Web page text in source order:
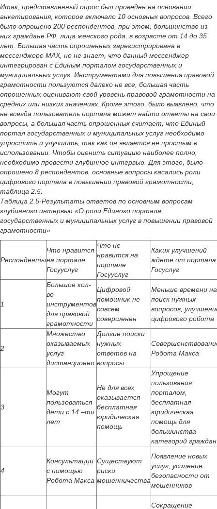
Итак, представленный опрос был проведен на основании
анкетирования, которое включало 10 основных вопросов. Всего
было опрошено 200 респондентов, при этом, большинство из
них граждане РФ, лица женского рода, в возрасте от 14 до 35
лет. Большая часть опрошенных зарегистрирована в
мессенджере MAX, но не знает, что данный мессенджер
интегрирован с Единым порталом государственных и
муниципальных услуг. Инструментами для повышения правовой
грамотности пользуются далеко не все, большая часть
опрошенных оценивают свой уровень правовой грамотности на
средних или низких значениях. Кроме этого, было выявлено, что
не всегда пользователь портала может найти ответы на свои
вопросы, а большая часть опрошенных считает, что Единый
портал государственных и муниципальных услуг необходимо
упростить и улучшить, так как он является не простым в
использовании. Чтобы оценить ситуацию наиболее полно,
необходимо провести глубинное интервью. Для этого, было
опрошено 8 респондентов, основные вопросы касались роли
цифрового портала в повышении правовой грамотности,
таблица 2.5.
Таблица 2.5-Результаты ответов по основным вопросам
глубинного интервью «О роли Единого портала
государственных и муниципальных услуг в повышении правовой
грамотности»
Респонденты
Что нравится
на портале
Госууслуг
Что не
нравится на
портале
Госууслуг
Каких улучшений
ждете от портала
Госуслуг
1
Большое кол-
во
инструментов
для правовой
грамотности
Цифровой
помошник не
совсем
совершенен
Меньше времени на
поиск нужных
вопросов,
цифрового робота
2
Множество
оказываемых
услуг
дистанционно
Долгие поиски
нужных
ответов на
вопросы
Робота Макса
3
Могут
пользоваться
дети с 14 –ти
лет
Не для всех
оказывается
бесплатная
юридическая
помощь
Упрощение
пользования
порталом,
бесплатная
юридическая
помощь для
большинства
категорий граждан
4
Консультации
с помощью
Робота Макса
Существуют
риски
мошенничества
Появление новых
услуг, усиление
безопасности от
мошенников
Сокращение